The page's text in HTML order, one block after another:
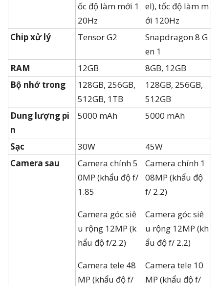
ốc độ làm mới 1
20Hz
el), tốc độ làm m
ới 120Hz
Chip xử lý
Tensor G2
Snapdragon 8 G
en 1
RAM
12GB
8GB, 12GB
Bộ nhớ trong
128GB, 256GB,
512GB, 1TB
128GB, 256GB,
512GB
Dung lượng pi
n
5000 mAh 5000 mAh
Sạc 30W
45W
Camera sau
Camera chính 5
0MP (khẩu độ f/
1.85
Camera góc siê
u rộng 12MP (k
hẩu độ f/2.2)
Camera tele 48
MP (khẩu độ f/
Camera chính 1
08MP (khẩu độ
f/ 2.2)
Camera góc siê
u rộng 12MP (kh
ẩu độ f/ 2.2)
Camera tele 10
MP (khẩu độ f/